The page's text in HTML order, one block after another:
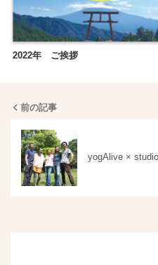
2022年 ご挨拶
前の記事
yogAlive ×